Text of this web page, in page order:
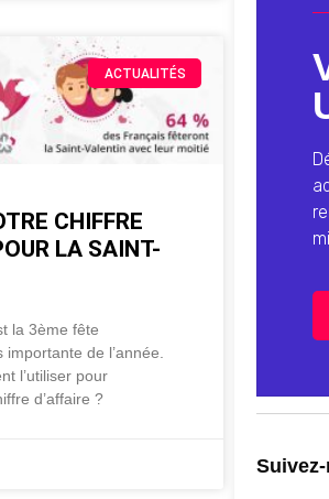
ACTUALITÉS
CHIFFRE
LA SAINT-
la 3ème fête
de l’année.
l’utiliser pour
d’affaire ?